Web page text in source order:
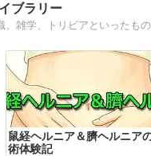
ブラリー
雑学、トリビアといったも
鼠経ヘルニア＆臍ヘルニア
術体験記